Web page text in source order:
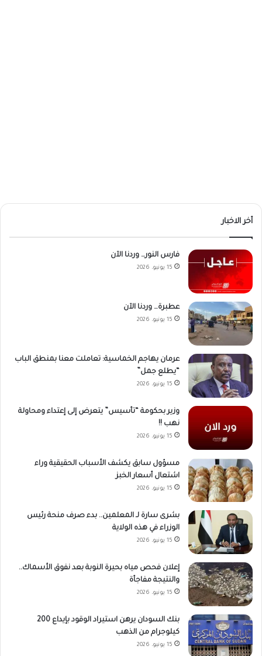
أخر الاخبار
فارس النور… وردنا الآن
15 يونيو، 2026
عطبرة… وردنا الآن
15 يونيو، 2026
عرمان يهاجم الخماسية: تعاملت معنا بمنطق الباب
“يطلع جمل”
15 يونيو، 2026
وزير بحكومة “تأسيس” يتعرض إلى إعتداء ومحاولة
نهب !!
15 يونيو، 2026
مسؤول سابق يكشف الأسباب الحقيقية وراء
اشتعال أسعار الخبز
15 يونيو، 2026
بشرى سارة لـ المعلمين.. بدء صرف منحة رئيس
الوزراء في هذه الولاية
15 يونيو، 2026
إعلان فحص مياه بحيرة النوبة بعد نفوق الأسماك..
والنتيجة مفاجأة
15 يونيو، 2026
بنك السودان يرهن استيراد الوقود بإيداع 200
كيلوجرام من الذهب
15 يونيو، 2026